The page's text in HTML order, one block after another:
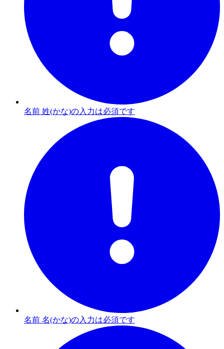
名前 姓(かな)の入力は必須です
名前 名(かな)の入力は必須です